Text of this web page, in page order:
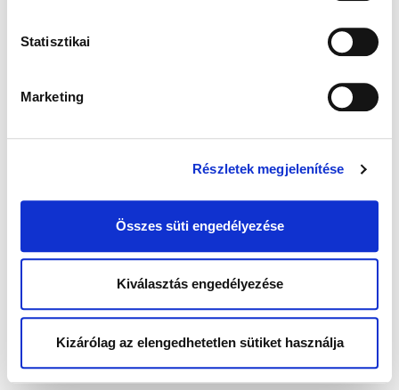
Statisztikai
Marketing
Részletek megjelenítése
Összes süti engedélyezése
Kiválasztás engedélyezése
Kizárólag az elengedhetetlen sütiket használja